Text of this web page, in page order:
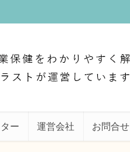
ー 運営会社 お問合せ